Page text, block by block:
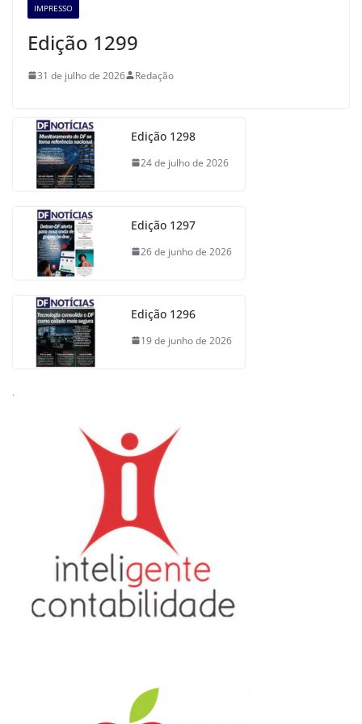
IMPRESSO
Edição 1299
31 de julho de 2026 Redação
Edição 1298
24 de julho de 2026
Edição 1297
26 de junho de 2026
Edição 1296
19 de junho de 2026